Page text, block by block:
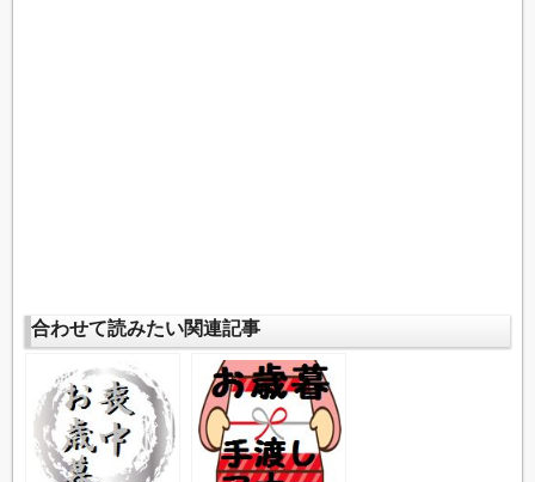
合わせて読みたい関連記事